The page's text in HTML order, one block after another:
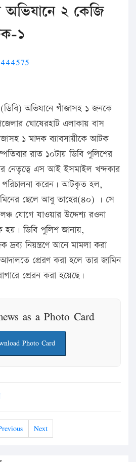
অভিযানে ২ কেজি
১
অভিযানে গাঁজাসহ ১ জনকে
ঘোষেরহাট এলাকায় বাস
১ মাদক ব্যাবসায়ীকে আটক
রাত ১০টায় ডিবি পুলিশের
নেতৃত্বে এস আই ইসমাইল খন্দকার
পরিচালনা করেন। আটকৃত হল,
ছেলে আবু তাহের(৪০) । সে
যোগে যাওয়ার উদ্দেশ্য রওনা
ডিবি পুলিশ জানায়,
নিয়ন্ত্রণে আনে মামলা করা
প্রেরণ করা হলে তার জামিন
প্রেরন করা হয়েছে।
as a Photo Card
Photo Card
Next